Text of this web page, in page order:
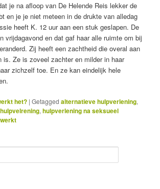
je na afloop van De Helende Reis lekker de
en je je niet meteen in de drukte van alledag
heeft K. 12 uur aan een stuk geslapen. De
vrijdagavond en dat gaf haar alle ruimte om bij
Zij heeft een zachtheid die overal aan
is. Ze is zoveel zachter en milder in haar
zichzelf toe. En ze kan eindelijk hele
het? |Getagged alternatieve hulpverlening,
hulpvelrening,hulpverlening na seksueel